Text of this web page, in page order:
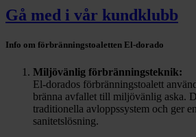
Gå med i vår kundklubb
Info om förbränningstoaletten El-dorado
Miljövänlig förbränningsteknik:
El-dorados förbränningstoalett
bränna avfallet till miljövänlig aska.
traditionella avloppssystem och ger
sanitetslösning.